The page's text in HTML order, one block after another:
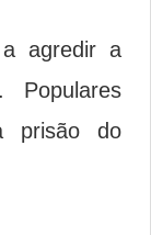
agredir a
prisão do